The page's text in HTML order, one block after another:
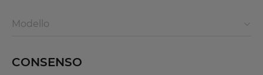
Modello
CONSENSO